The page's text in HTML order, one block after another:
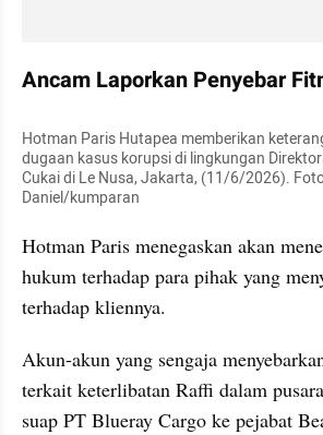
Ancam Laporkan Penyebar
Hotman Paris Hutapea memberikan
dugaan kasus korupsi di lingkungan
Cukai di Le Nusa, Jakarta, (11/6/2026).
Daniel/kumparan
Hotman Paris menegaskan akan
hukum terhadap para pihak yang
terhadap kliennya.
Akun-akun yang sengaja
terkait keterlibatan Raffi dalam
suap PT Blueray Cargo ke pejabat